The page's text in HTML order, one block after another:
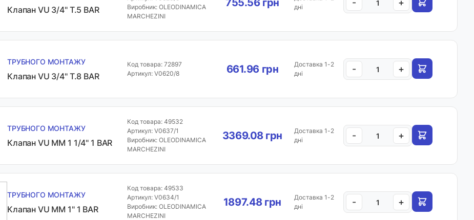
Клапан VU 3/4" T.5 BAR
Виробник: OLEODINAMICA
MARCHEZINI
755.56 грн
дні
- +
ТРУБНОГО МОНТАЖУ
Клапан VU 3/4" T.8 BAR
Код товара: 72897
Артикул: V0620/8
661.96 грн
Доставка 1-2
дні
- +
ТРУБНОГО МОНТАЖУ
Клапан VU MM 1 1/4" 1 BAR
Код товара: 49532
Артикул: V0637/1
Виробник: OLEODINAMICA
MARCHEZINI
3369.08 грн
Доставка 1-2
дні
- +
ТРУБНОГО МОНТАЖУ
Клапан VU MM 1" 1 BAR
Код товара: 49533
Артикул: V0634/1
Виробник: OLEODINAMICA
MARCHEZINI
1897.48 грн
Доставка 1-2
дні
- +